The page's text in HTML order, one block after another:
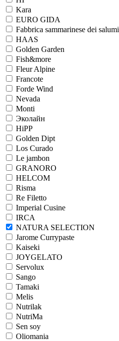
Kara
EURO GIDA
Fabbrica sammarinese dei salumi
HAAS
Golden Garden
Fish&more
Fleur Alpine
Francote
Forde Wind
Nevada
Monti
Эколайн
HiPP
Golden Dipt
Los Curado
Le jambon
GRANORO
HELCOM
Risma
Re Filetto
Imperial Cusine
IRCA
NATURA SELECTION
Jarome Currypaste
Kaiseki
JOYGELATO
Servolux
Sango
Tamaki
Melis
Nutrilak
NutriMa
Sen soy
Oliomania